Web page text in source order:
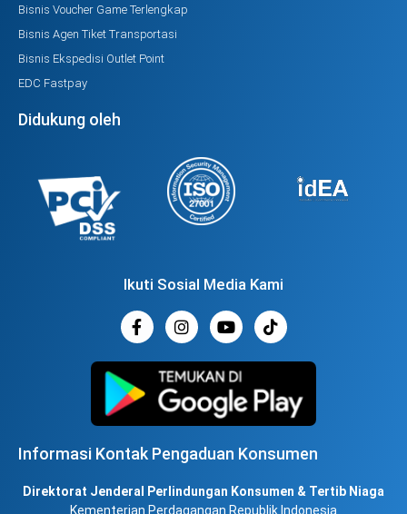
Bisnis Voucher Game Terlengkap
Bisnis Agen Tiket Transportasi
Bisnis Ekspedisi Outlet Point
EDC Fastpay
Didukung oleh
Ikuti Sosial Media Kami
Informasi Kontak Pengaduan Konsumen
Direktorat Jenderal Perlindungan Konsumen & Tertib Niaga
Kementerian Perdagangan Republik Indonesia